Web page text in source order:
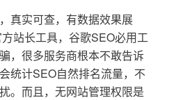
真实可查，有数据效果展
站长工具，谷歌SEO必用工
，很多服务商根本不敢告诉
统计SEO自然排名流量，不
。而且，无网站管理权限是